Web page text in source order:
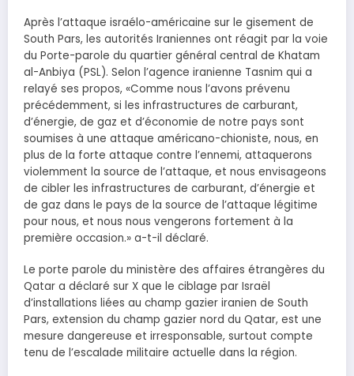
Après l’attaque israélo-américaine sur le gisement de
South Pars, les autorités Iraniennes ont réagit par la voie
du Porte-parole du quartier général central de Khatam
al-Anbiya (PSL). Selon l’agence iranienne Tasnim qui a
relayé ses propos, «Comme nous l’avons prévenu
précédemment, si les infrastructures de carburant,
d’énergie, de gaz et d’économie de notre pays sont
soumises à une attaque américano-chioniste, nous, en
plus de la forte attaque contre l’ennemi, attaquerons
violemment la source de l’attaque, et nous envisageons
de cibler les infrastructures de carburant, d’énergie et
de gaz dans le pays de la source de l’attaque légitime
pour nous, et nous nous vengerons fortement à la
première occasion.» a-t-il déclaré.
Le porte parole du ministère des affaires étrangères du
Qatar a déclaré sur X que le ciblage par Israël
d’installations liées au champ gazier iranien de South
Pars, extension du champ gazier nord du Qatar, est une
mesure dangereuse et irresponsable, surtout compte
tenu de l’escalade militaire actuelle dans la région.